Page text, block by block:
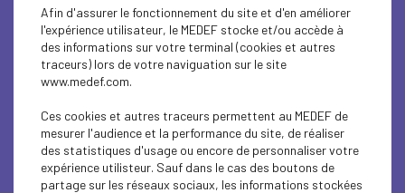
EDUCATION-TRAINING
SOCIAL
SOCIAL
SOCIAL
EDUCATION-TRAINING
Afin d'assurer le fonctionnement du site et d'en améliorer
l'expérience utilisateur, le MEDEF stocke et/ou accède à
des informations sur votre terminal (cookies et autres
traceurs) lors de votre naviguation sur le site
www.medef.com.
Ces cookies et autres traceurs permettent au MEDEF de
mesurer l'audience et la performance du site, de réaliser
des statistiques d'usage ou encore de personnaliser votre
expérience utilisteur. Sauf dans le cas des boutons de
partage sur les réseaux sociaux, les informations stockées